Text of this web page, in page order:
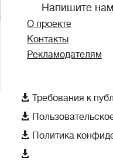
Напишите
О проекте
Контакты
Рекламодателям
 Требования к

 Политика
